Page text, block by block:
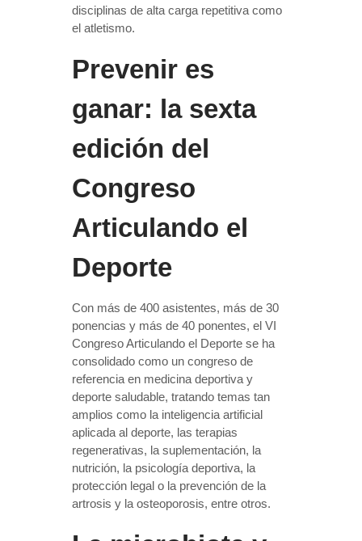
disciplinas de alta carga repetitiva como
el atletismo.
Prevenir es
ganar: la sexta
edición del
Congreso
Articulando el
Deporte
Con más de 400 asistentes, más de 30
ponencias y más de 40 ponentes, el VI
Congreso Articulando el Deporte se ha
consolidado como un congreso de
referencia en medicina deportiva y
deporte saludable, tratando temas tan
amplios como la inteligencia artificial
aplicada al deporte, las terapias
regenerativas, la suplementación, la
nutrición, la psicología deportiva, la
protección legal o la prevención de la
artrosis y la osteoporosis, entre otros.